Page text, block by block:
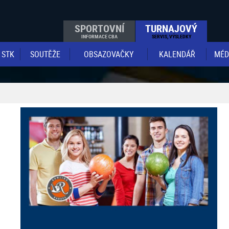
SPORTOVNÍ
INFORMACE CBA
TURNAJOVÝ
SERVIS, VÝSLEDKY
STK SOUTĚŽE OBSAZOVAČKY KALENDÁŘ